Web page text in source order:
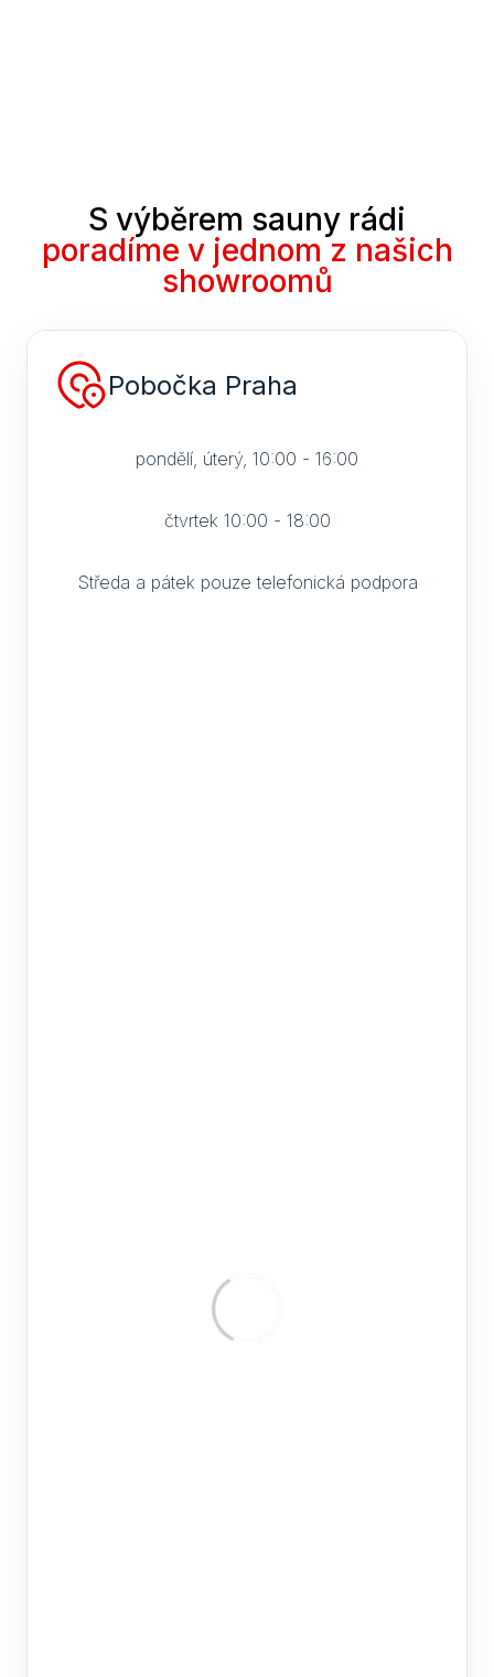
S výběrem sauny rádi
poradíme v jednom z našich
showroomů
Pobočka Praha
pondělí, úterý, 10:00 - 16:00
čtvrtek 10:00 - 18:00
Středa a pátek pouze telefonická podpora